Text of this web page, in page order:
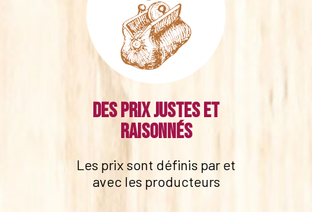
Des prix justes et
raisonnés
Les prix sont définis par et
avec les producteurs